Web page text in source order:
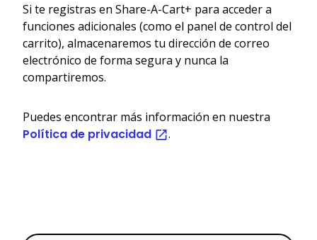
Si te registras en Share-A-Cart+ para acceder a
funciones adicionales (como el panel de control del
carrito), almacenaremos tu dirección de correo
electrónico de forma segura y nunca la
compartiremos.
Puedes encontrar más información en nuestra
Política de privacidad .